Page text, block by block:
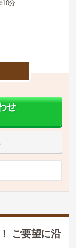
10分
せ
ご要望に沿